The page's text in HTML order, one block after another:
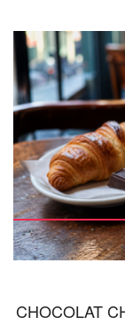
CHOCOLAT